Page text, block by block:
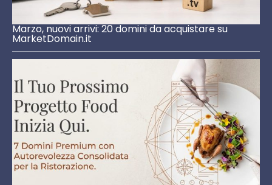
Marzo, nuovi arrivi: 20 domini da acquistare su
MarketDomain.it